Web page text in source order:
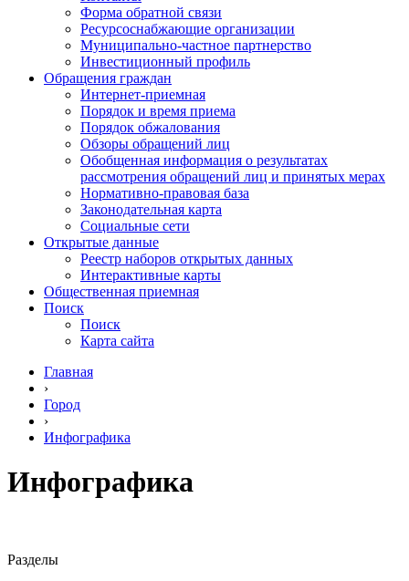
Форма обратной связи
Ресурсоснабжающие организации
Муниципально-частное партнерство
Инвестиционный профиль
Обращения граждан
Интернет-приемная
Порядок и время приема
Порядок обжалования
Обзоры обращений лиц
Обобщенная информация о результатах
рассмотрения обращений лиц и принятых мерах
Нормативно-правовая база
Законодательная карта
Социальные сети
Открытые данные
Реестр наборов открытых данных
Интерактивные карты
Общественная приемная
Поиск
Поиск
Карта сайта
Главная
›
Город
›
Инфографика
Инфографика
Разделы